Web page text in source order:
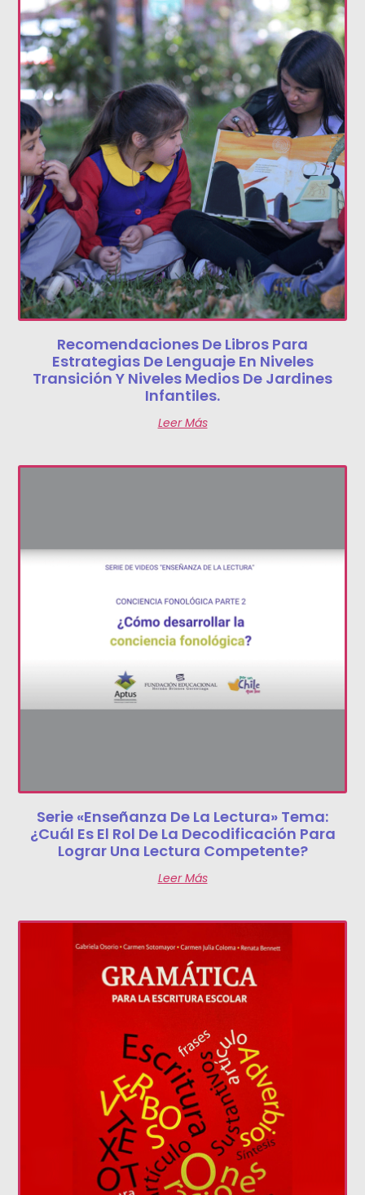
Recomendaciones De Libros Para
Estrategias De Lenguaje En Niveles
Transición Y Niveles Medios De Jardines
Infantiles.
Leer Más
Serie «Enseñanza De La Lectura» Tema:
¿Cuál Es El Rol De La Decodificación Para
Lograr Una Lectura Competente?
Leer Más